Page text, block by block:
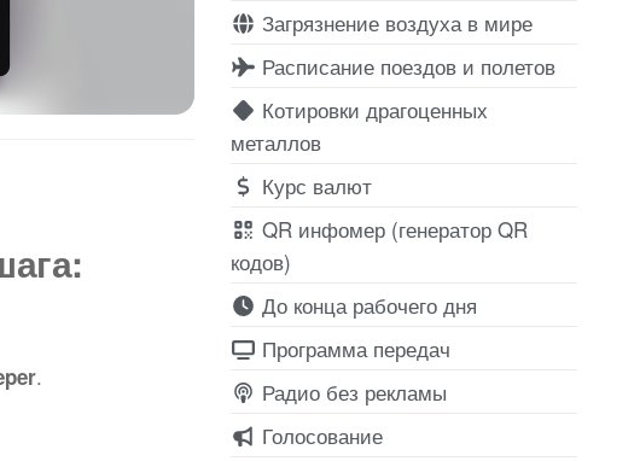
.
Загрязнение воздуха в мире
Расписание поездов и полетов
Котировки драгоценных
металлов
Курс валют
QR инфомер (генератор QR
кодов)
До конца рабочего дня
Программа передач
Радио без рекламы
Голосование